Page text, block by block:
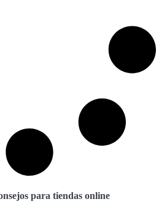
para tiendas online